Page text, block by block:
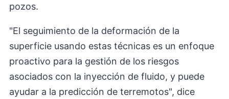
pozos.
"El seguimiento de la deformación de la
superficie usando estas técnicas es un enfoque
proactivo para la gestión de los riesgos
asociados con la inyección de fluido, y puede
ayudar a la predicción de terremotos", dice